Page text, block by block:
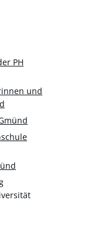
PH
und